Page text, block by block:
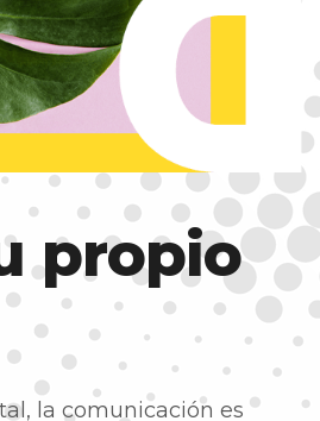
propio
la comunicación es